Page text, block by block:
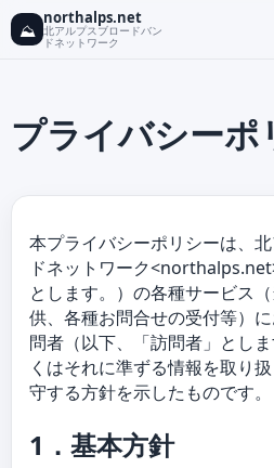
⛰
northalps.net
北アルプスブロードバン
ドネットワーク
プライバシーポ
本プライバシーポリシーは、
ドネットワーク
とします。）の各種サービス
供、各種お問合せの受付等）
問者（以下、「訪問者」とし
くはそれに準ずる情報を取り
守する方針を示したものです。
1．基本方針